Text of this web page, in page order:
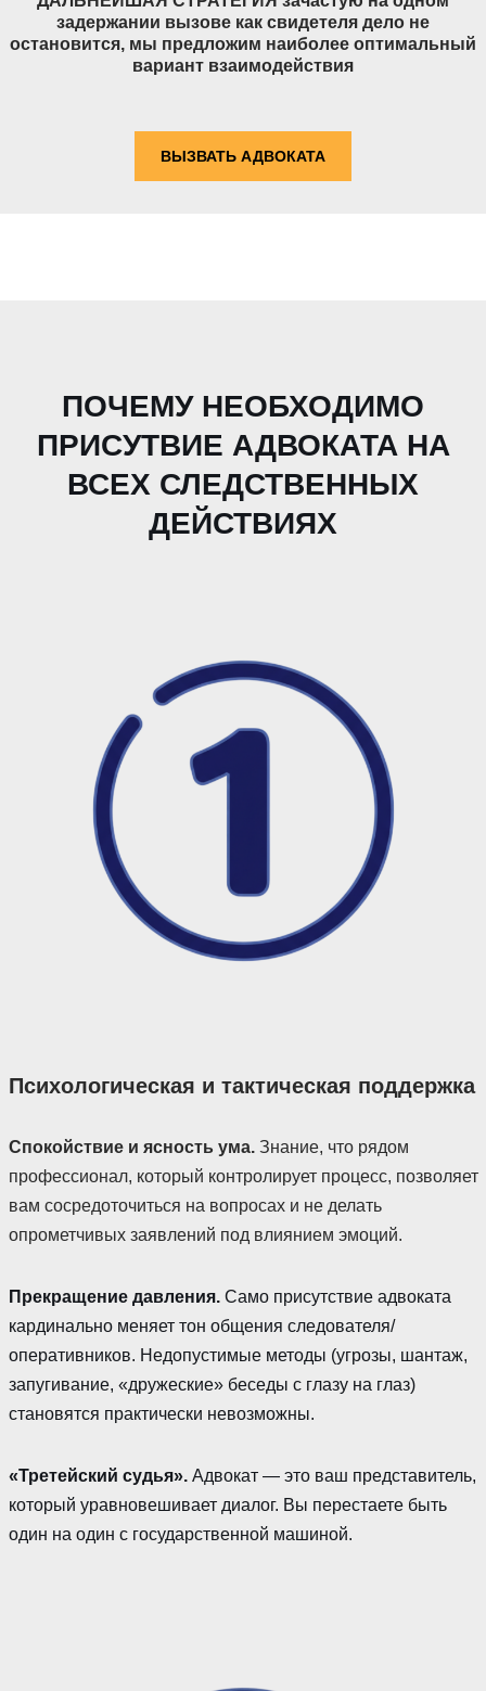
задержании вызове как свидетеля дело не
остановится, мы предложим наиболее оптимальный
вариант взаимодействия
ВЫЗВАТЬ АДВОКАТА
ПОЧЕМУ НЕОБХОДИМО
ПРИСУТВИЕ АДВОКАТА НА
ВСЕХ СЛЕДСТВЕННЫХ
ДЕЙСТВИЯХ
Психологическая и тактическая поддержка
Спокойствие и ясность ума.Знание, что рядом
профессионал, который контролирует процесс, позволяет
вам сосредоточиться на вопросах и не делать
опрометчивых заявлений под влиянием эмоций.
Прекращение давления.Само присутствие адвоката
кардинально меняет тон общения следователя/
оперативников. Недопустимые методы (угрозы, шантаж,
запугивание, «дружеские» беседы с глазу на глаз)
становятся практически невозможны.
«Третейский судья».Адвокат — это ваш представитель,
который уравновешивает диалог. Вы перестаете быть
один на один с государственной машиной.